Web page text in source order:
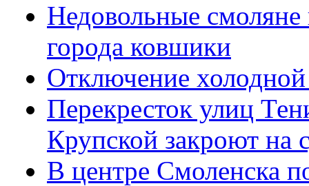
Недовольные
города ковшики
Отключение
Перекресток улиц
Крупской закроют на
В центре Смоленска